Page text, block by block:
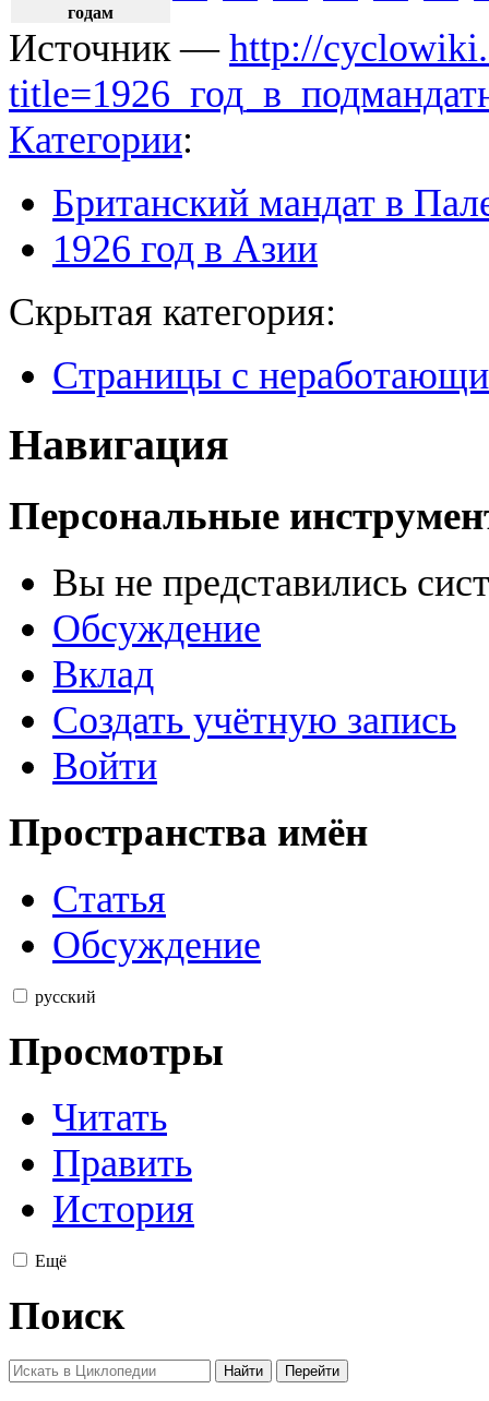
годам
Источник — http://
Категории:
Британский мандат в
1926 год в Азии
Скрытая категория:
Страницы с
Навигация
Персональные
Вы не представились
Обсуждение
Вклад
Создать учётную запись
Войти
Пространства имён
Статья
Обсуждение
русский
Просмотры
Читать
Править
История
Ещё
Поиск